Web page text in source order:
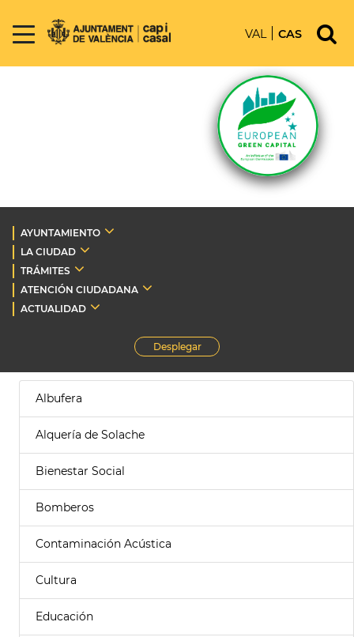
VAL CAS
AYUNTAMIENTO
LA CIUDAD
TRÁMITES
ATENCIÓN CIUDADANA
ACTUALIDAD
Desplegar
Albufera
Alquería de Solache
Bienestar Social
Bomberos
Contaminación Acústica
Cultura
Educación